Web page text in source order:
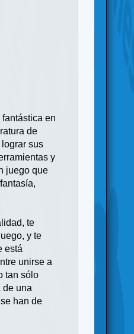
en
de
sus
y
juego que
te
y te
está
unirse a
tan sólo
de una
han de